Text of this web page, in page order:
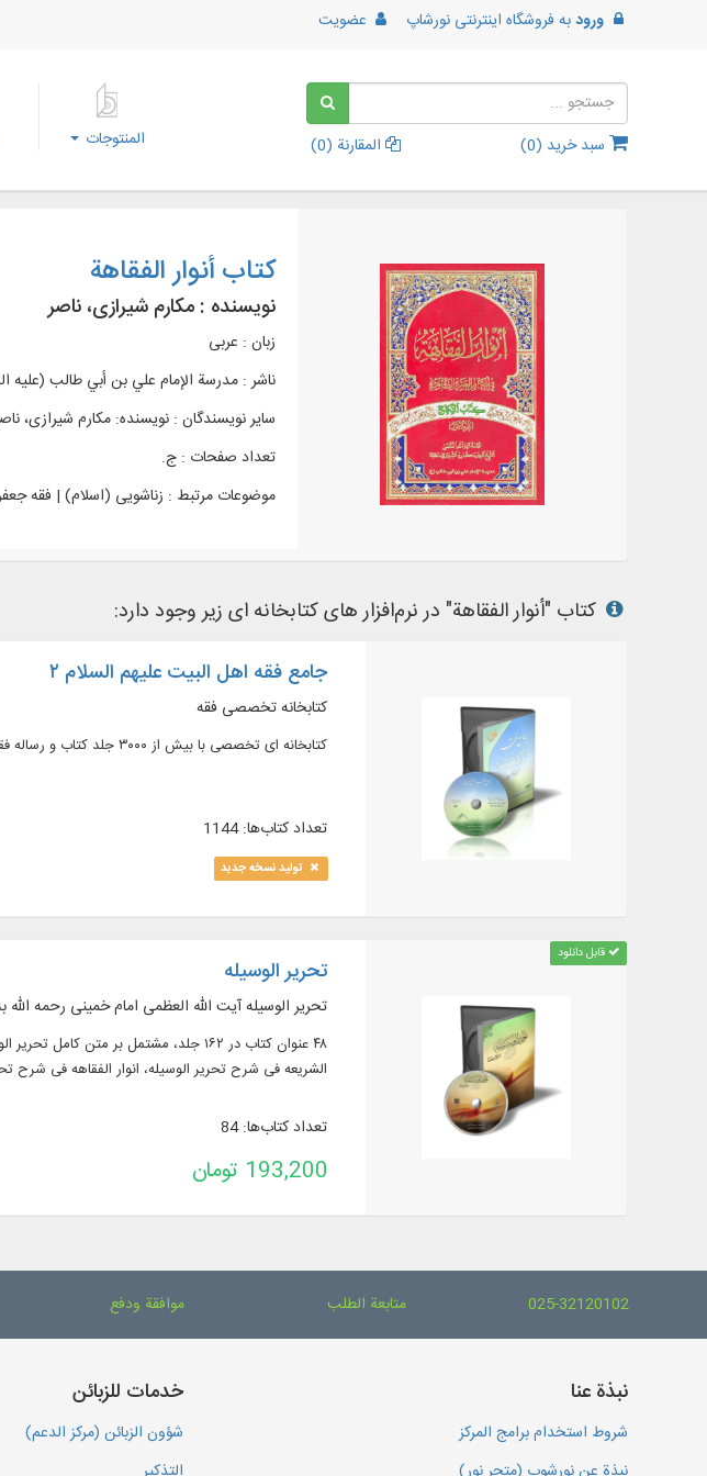
ورودبه فروشگاه اینترنتی نورشاپ عضویت
سبد خرید (0
) المقارنة (0
) المنتوجات
کتاب أنوار الفقاهة
نویسنده : مکارم شیرازی، ناصر
زبان : عربی
ناشر : مدرسة الإمام علي بن أبي طالب (علیه
سایر نویسندگان : نویسنده: مکارم شیرازی،
تعداد صفحات : ج.
موضوعات مرتبط : زناشویی (اسلام) | فقه
کتاب "أنوار الفقاهة" در نرم‌افزار های کتابخانه ای زیر وجود دارد:
جامع فقه اهل البیت علیهم السلام ۲
کتابخانه تخصصی فقه
کتابخانه ای تخصصی با بیش از ۳۰۰۰ جلد کتاب و رساله فقهی
تعداد کتاب‌ها: 1144
تولید نسخه جدید
قابل دانلود
تحریر الوسیله
تحریر الوسیله آیت الله العظمی امام خمینی رحمه
۴۸ عنوان کتاب در ۱۶۲ جلد، مشتمل بر‌
الشریعه فی شرح تحریر الوسیله، انوار الفقاهه فی شرح
تعداد کتاب‌ها: 84
193,200 تومان
025-32120102 متابعة الطلب موافقة ودفع
نبذة عنا
شروط استخدام برامج المركز
خدمات للزبائن
شؤون الزبائن (مركز الدعم)